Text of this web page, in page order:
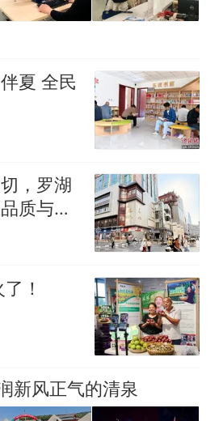
夏 全民
，罗湖
质与温
！
新风正气的清泉